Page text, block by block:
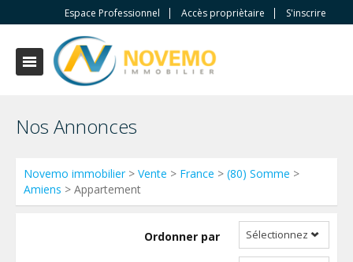
Espace Professionnel Accès propriètaire S'inscrire
Nos Annonces
Novemo immobilier> Vente > France > (80) Somme >
Amiens > Appartement
Ordonner par Sélectionnez